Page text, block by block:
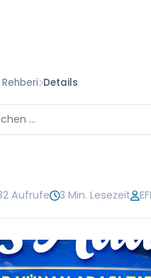
Details
Aufrufe 3 Min. Lesezeit